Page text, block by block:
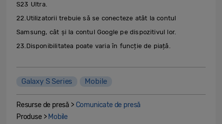
S23 Ultra.
22.Utilizatorii trebuie să se conecteze atât la contul
Samsung, cât și la contul Google pe dispozitivul lor.
23.Disponibilitatea poate varia în funcție de piață.
Galaxy S Series Mobile
Resurse de presă > Comunicate de presă
Produse > Mobile